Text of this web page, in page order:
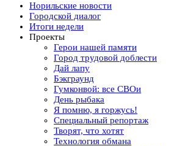
Норильские новости
Городской диалог
Итоги недели
Проекты
Герои нашей памяти
Город трудовой доблести
Дай лапу
Бэкграунд
Гумконвой: все СВОи
День рыбака
Я помню, я горжусь!
Специальный репортаж
Творят, что хотят
Технология обмана